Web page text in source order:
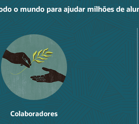
o mundo para ajudar milhões de
Colaboradores